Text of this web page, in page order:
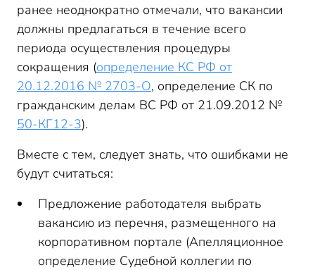
ранее неоднократно отмечали, что вакансии
должны предлагаться в течение всего
периода осуществления процедуры
сокращения (определение КС РФ от
20.12.2016 № 2703-О, определение СК по
гражданским делам ВС РФ от 21.09.2012 №
50-КГ12-3).
Вместе с тем, следует знать, что ошибками не
будут считаться:
Предложение работодателя выбрать
вакансию из перечня, размещенного на
корпоративном портале (Апелляционное
определение Судебной коллегии по